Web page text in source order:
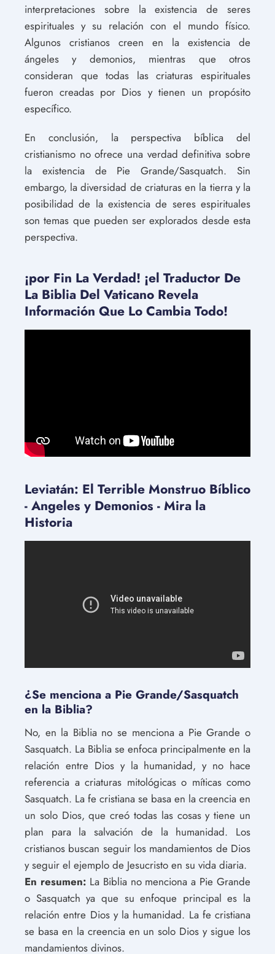
interpretaciones sobre la existencia de seres
espirituales y su relación con el mundo físico.
Algunos cristianos creen en la existencia de
ángeles y demonios, mientras que otros
consideran que todas las criaturas espirituales
fueron creadas por Dios y tienen un propósito
específico.
En conclusión, la perspectiva bíblica del
cristianismo no ofrece una verdad definitiva sobre
la existencia de Pie Grande/Sasquatch. Sin
embargo, la diversidad de criaturas en la tierra y la
posibilidad de la existencia de seres espirituales
son temas que pueden ser explorados desde esta
perspectiva.
¡por Fin La Verdad! ¡el Traductor De
La Biblia Del Vaticano Revela
Información Que Lo Cambia Todo!
Leviatán: El Terrible Monstruo Bíblico
- Angeles y Demonios - Mira la
Historia
¿Se menciona a Pie Grande/Sasquatch
en la Biblia?
No, en la Biblia no se menciona a Pie Grande o
Sasquatch. La Biblia se enfoca principalmente en la
relación entre Dios y la humanidad, y no hace
referencia a criaturas mitológicas o míticas como
Sasquatch. La fe cristiana se basa en la creencia en
un solo Dios, que creó todas las cosas y tiene un
plan para la salvación de la humanidad. Los
cristianos buscan seguir los mandamientos de Dios
y seguir el ejemplo de Jesucristo en su vida diaria.
En resumen:La Biblia no menciona a Pie Grande
o Sasquatch ya que su enfoque principal es la
relación entre Dios y la humanidad. La fe cristiana
se basa en la creencia en un solo Dios y sigue los
mandamientos divinos.